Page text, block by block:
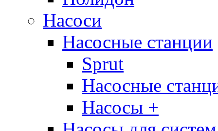
Насоси
Насосные станции
Sprut
Насосные
Насосы +